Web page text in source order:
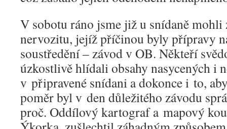
V sobotu ráno jsme již u snídaně mohli
nervozitu, jejíž příčinou byly přípravy
soustředění – závod v OB. Někteří
úzkostlivě hlídali obsahy nasycených i
v připravené snídani a dokonce i to,
poměr byl v den důležitého závodu
proč. Oddílový kartograf a mapový